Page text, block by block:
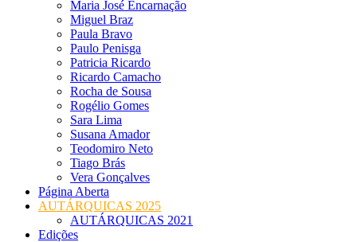
Maria José Encarnação
Miguel Braz
Paula Bravo
Paulo Penisga
Patricia Ricardo
Ricardo Camacho
Rocha de Sousa
Rogélio Gomes
Sara Lima
Susana Amador
Teodomiro Neto
Tiago Brás
Vera Gonçalves
Página Aberta
AUTÁRQUICAS 2025
AUTÁRQUICAS 2021
Edições